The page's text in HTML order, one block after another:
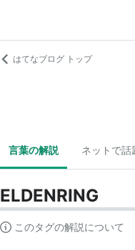
はてなブログ トップ
言葉の解説 ネットで話
ELDENRING
このタグの解説について